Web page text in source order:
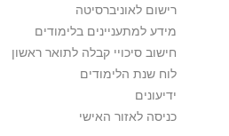
רישום לאוניברסיטה
מידע למתעניינים בלימודים
חישוב סיכויי קבלה לתואר ראשון
לוח שנת הלימודים
ידיעונים
כניסה לאזור האישי